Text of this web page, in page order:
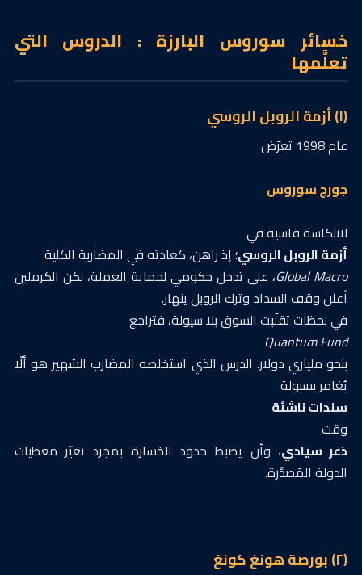
خسائر سوروس البارزة : الدروس التي
تعلَّمها
(١) أزمة الروبل الروسي
عام 1998 تعرّض
جورج سوروس
لانتكاسة قاسية في
أزمة الروبل الروسي؛ إذ راهن، كعادته في المضاربة الكلية
Global Macro، على تدخل حكومي لحماية العملة، لكن الكرملين
أعلن وقف السداد وترك الروبل ينهار.
في لحظات تقلّبت السوق بلا سيولة، فتراجع
Quantum Fund
بنحو ملياري دولار. الدرس الذي استخلصه المضارب الشهير هو ألّا
يُغامر بسيولة
سندات ناشئة
وقت
ذعر سيادي، وأن يضبط حدود الخسارة بمجرد تغيّر معطيات
الدولة المُصدِّرة.
(٢) بورصة هونغ كونغ